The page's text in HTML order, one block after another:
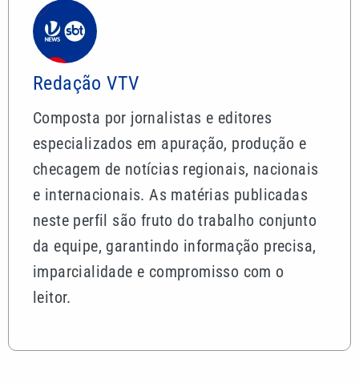
Redação VTV
Composta por jornalistas e editores
especializados em apuração, produção e
checagem de notícias regionais, nacionais
e internacionais. As matérias publicadas
neste perfil são fruto do trabalho conjunto
da equipe, garantindo informação precisa,
imparcialidade e compromisso com o
leitor.